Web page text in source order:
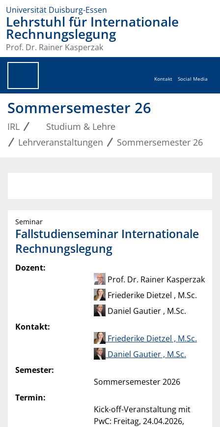
Universität Duisburg-Essen
Lehrstuhl für Internationale
Rechnungslegung
Prof. Dr. Rainer Kasperzak
Kontakt Social Media
Sommersemester 26
IRL
Studium & Lehre
Lehrveranstaltungen
Sommersemester 26
Seminar
Fallstudienseminar Internationale
Rechnungslegung
Dozent:
Prof. Dr. Rainer Kasperzak
Friederike Dietzel , M.Sc.
Daniel Gautier , M.Sc.
Kontakt:
Friederike Dietzel , M.Sc.
Daniel Gautier , M.Sc.
Semester:
Sommersemester 2026
Termin:
Kick-off-Veranstaltung mit
PwC: Freitag, 24.04.2026,